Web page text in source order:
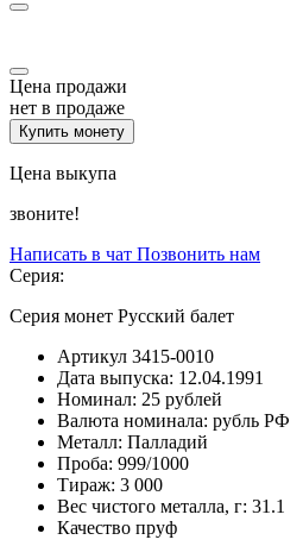
Цена продажи
нет в продаже
Купить монету
Цена выкупа
звоните!
Написать в чат Позвонить нам
Серия:
Серия монет Русский балет
Артикул 3415-0010
Дата выпуска: 12.04.1991
Номинал: 25 рублей
Валюта номинала: рубль РФ
Металл: Палладий
Проба: 999/1000
Тираж: 3 000
Вес чистого металла, г: 31.1
Качество пруф